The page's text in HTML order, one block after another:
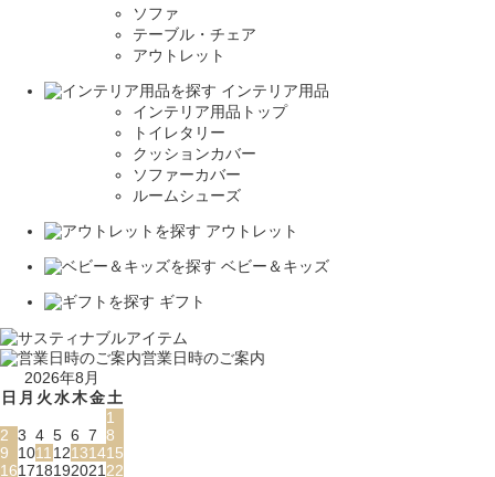
ソファ
テーブル・チェア
アウトレット
インテリア用品
インテリア用品トップ
トイレタリー
クッションカバー
ソファーカバー
ルームシューズ
アウトレット
ベビー＆キッズ
ギフト
営業日時のご案内
2026年8月
日 月 火水木金土
1
2 3 4 5 6 7 8
9
1011 12131415
161718192021 22